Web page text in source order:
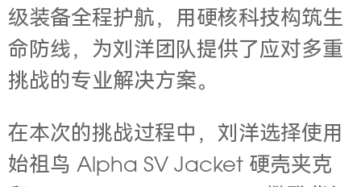
级装备全程护航，用硬核科技构筑生
命防线，为刘洋团队提供了应对多重
挑战的专业解决方案。
在本次的挑战过程中，刘洋选择使用
始祖鸟 Alpha SV Jacket 硬壳夹克